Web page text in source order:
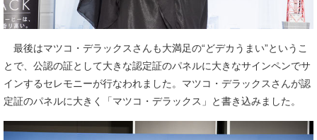
最後はマツコ・デラックスさんも大満足の“どデカうまい”というこ
とで、公認の証として大きな認定証のパネルに大きなサインペンでサ
インするセレモニーが行なわれました。マツコ・デラックスさんが認
定証のパネルに大きく「マツコ・デラックス」と書き込みました。